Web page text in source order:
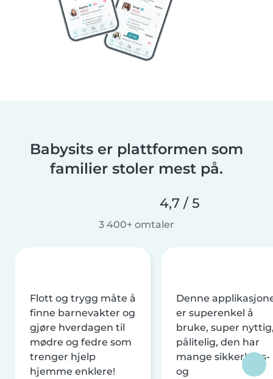
Babysits er plattformen som
familier stoler mest på.
4,7 / 5
3 400+ omtaler
Flott og trygg måte å
finne barnevakter og
gjøre hverdagen til
mødre og fedre som
trenger hjelp
hjemme enklere!
Denne
er superenkel å
bruke, super
pålitelig, den har
mange sikkerhets-
og